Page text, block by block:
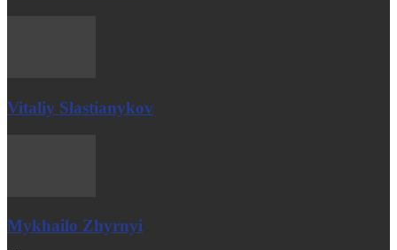
Vitaliy Slastianykov
Mykhailo Zhyrnyi